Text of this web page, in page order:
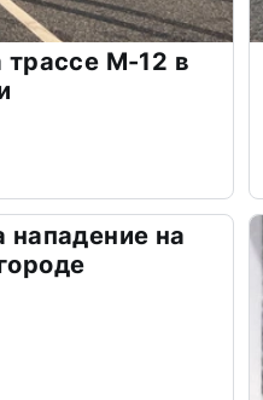
трассе М-12 в
нападение на